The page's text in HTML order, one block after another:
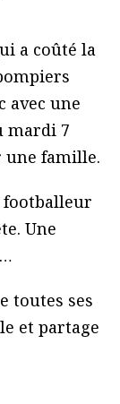
a coûté la
avec une
mardi 7
une famille.
footballeur
Une
toutes ses
et partage